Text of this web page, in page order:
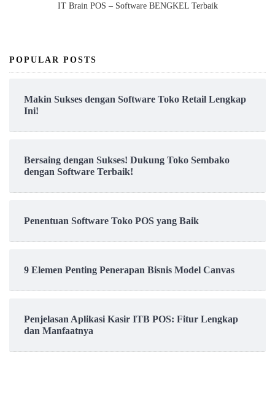
IT Brain POS – Software BENGKEL Terbaik
POPULAR POSTS
Makin Sukses dengan Software Toko Retail Lengkap
Ini!
Bersaing dengan Sukses! Dukung Toko Sembako
dengan Software Terbaik!
Penentuan Software Toko POS yang Baik
9 Elemen Penting Penerapan Bisnis Model Canvas
Penjelasan Aplikasi Kasir ITB POS: Fitur Lengkap
dan Manfaatnya